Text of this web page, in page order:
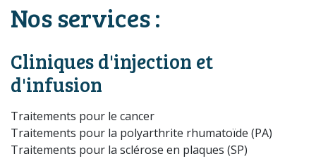
Nos services :
Cliniques d'injection et
d'infusion
Traitements pour le cancer
Traitements pour la polyarthrite rhumatoïde (PA)
Traitements pour la sclérose en plaques (SP)